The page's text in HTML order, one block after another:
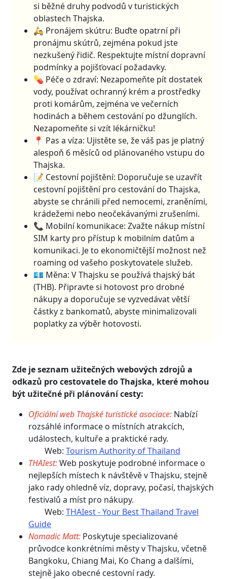
si běžné druhy podvodů v turistických
oblastech Thajska.
🛵 Pronájem skútru: Buďte opatrní při
pronájmu skútrů, zejména pokud jste
nezkušený řidič. Respektujte místní dopravní
podmínky a pojišťovací požadavky.
💊 Péče o zdraví: Nezapomeňte pít dostatek
vody, používat ochranný krém a prostředky
proti komárům, zejména ve večerních
hodinách a během cestování po džunglích.
Nezapomeňte si vzít lékárničku!
📍 Pas a víza: Ujistěte se, že váš pas je platný
alespoň 6 měsíců od plánovaného vstupu do
Thajska.
📝 Cestovní pojištění: Doporučuje se uzavřít
cestovní pojištění pro cestování do Thajska,
abyste se chránili před nemocemi, zraněními,
krádežemi nebo neočekávanými zrušeními.
📞 Mobilní komunikace: Zvažte nákup místní
SIM karty pro přístup k mobilním datům a
komunikaci. Je to ekonomičtější možnost než
roaming od vašeho poskytovatele služeb.
💶 Měna: V Thajsku se používá thajský bát
(THB). Připravte si hotovost pro drobné
nákupy a doporučuje se vyzvedávat větší
částky z bankomatů, abyste minimalizovali
poplatky za výběr hotovosti.
Zde je seznam užitečných webových zdrojů a
odkazů pro cestovatele do Thajska, které mohou
být užitečné při plánování cesty:
Oficiální web Thajské turistické asociace: Nabízí
rozsáhlé informace o místních atrakcích,
událostech, kultuře a praktické rady.
Web: Tourism Authority of Thailand​
THAIest:Web poskytuje podrobné informace o
nejlepších místech k návštěvě v Thajsku, stejně
jako rady ohledně víz, dopravy, počasí, thajských
festivalů a míst pro nákupy.
Web: THAIest - Your Best Thailand Travel
Guide​
Nomadic Matt: Poskytuje specializované
průvodce konkrétními městy v Thajsku, včetně
Bangkoku, Chiang Mai, Ko Chang a dalšími,
stejně jako obecné cestovní rady.